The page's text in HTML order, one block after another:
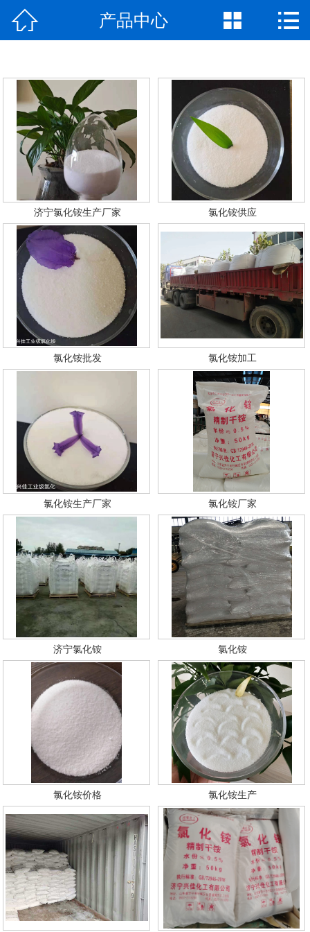
网站首页
产品中心
厂房厂景
荣誉资质
联系我们
 产品中心  
济宁氯化铵生产厂家 氯化铵供应
氯化铵批发 氯化铵加工
氯化铵生产厂家 氯化铵厂家
济宁氯化铵 氯化铵
氯化铵价格 氯化铵生产